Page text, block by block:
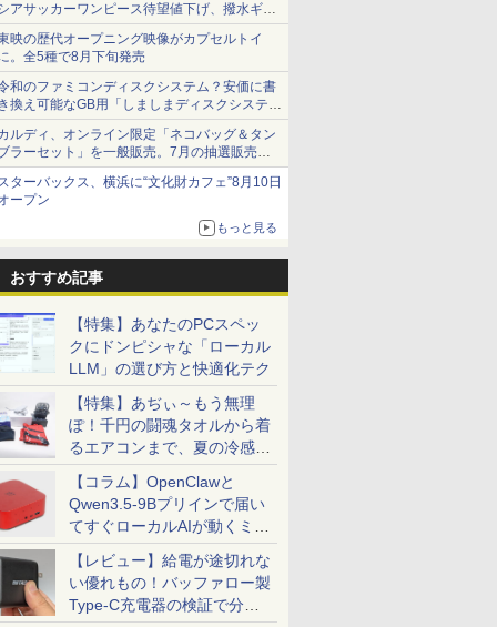
アサッカーワンピース待望値下げ、撥水ギア
ョーツは1990円に
映の歴代オープニング映像がカプセルトイ
。全5種で8月下旬発売
和のファミコンディスクシステム？安価に書
換え可能なGB用「しましまディスクシステ
」
ルディ、オンライン限定「ネコバッグ＆タン
ラーセット」を一般販売。7月の抽選販売の
選無効分
ターバックス、横浜に“文化財カフェ”8月10日
ープン
もっと見る
おすすめ記事
【特集】あなたのPCスペッ
クにドンピシャな「ローカル
LLM」の選び方と快適化テク
【特集】あぢぃ～もう無理
ぽ！千円の闘魂タオルから着
るエアコンまで、夏の冷感グ
ッズ一挙紹介
【コラム】OpenClawと
Qwen3.5-9Bプリインで届い
てすぐローカルAIが動くミニ
PC「SER9 Pro」
【レビュー】給電が途切れな
い優れもの！バッファロー製
Type-C充電器の検証で分か